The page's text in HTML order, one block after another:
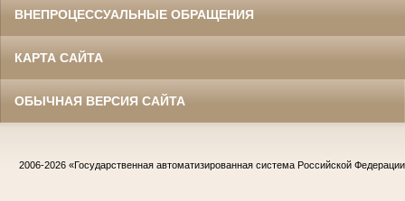
ВНЕПРОЦЕССУАЛЬНЫЕ ОБРАЩЕНИЯ
КАРТА САЙТА
ОБЫЧНАЯ ВЕРСИЯ САЙТА
2006-2026 «Государственная автоматизированная система Российской